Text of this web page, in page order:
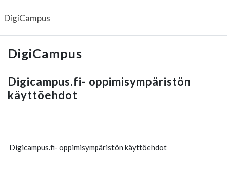
DigiCampus
DigiCampus
Digicampus.fi- oppimisympäristön
käyttöehdot
Digicampus.fi- oppimisympäristön käyttöehdot